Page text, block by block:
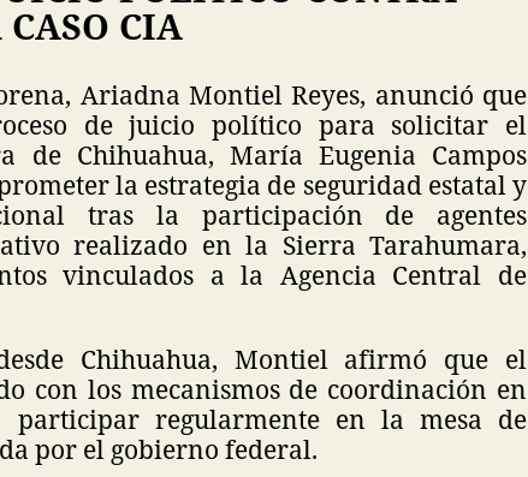
CIA
Ariadna Montiel Reyes, anunció que
de juicio político para solicitar el
de Chihuahua, María Eugenia Campos
la estrategia de seguridad estatal y
tras la participación de agentes
realizado en la Sierra Tarahumara,
vinculados a la Agencia Central de
Chihuahua, Montiel afirmó que el
con los mecanismos de coordinación en
regularmente en la mesa de
por el gobierno federal.